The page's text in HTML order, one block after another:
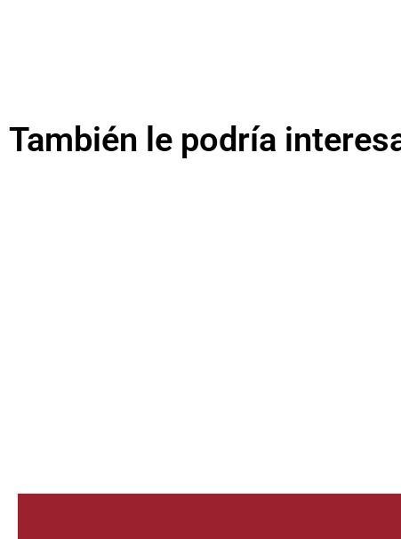
También le podría